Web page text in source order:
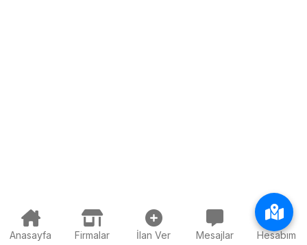
Anasayfa Firmalar İlan Ver Mesajlar Hesabım